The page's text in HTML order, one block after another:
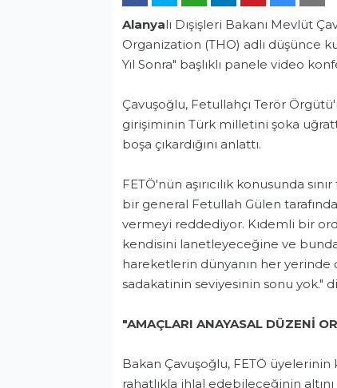
Alanyalı Dışişleri Bakanı Mevlüt
Organization (THO) adlı düşünce
Yıl Sonra" başlıklı panele video
Çavuşoğlu, Fetullahçı Terör
girişiminin Türk milletini şoka
boşa çıkardığını anlattı.
FETÖ'nün aşırıcılık konusunda
bir general Fetullah Gülen
vermeyi reddediyor. Kıdemli bir
kendisini lanetleyeceğine ve
hareketlerin dünyanın her
sadakatinin seviyesinin sonu yok."
"AMAÇLARI ANAYASAL DÜZENİ
Bakan Çavuşoğlu, FETÖ
rahatlıkla ihlal edebileceğinin